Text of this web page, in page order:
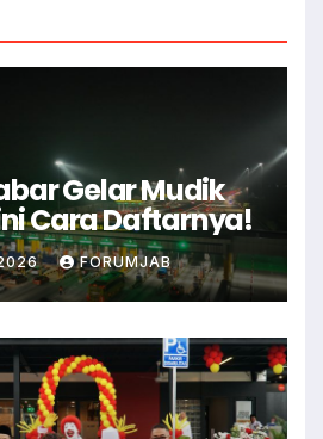
Gelar Mudik
Cara Daftarnya!
FORUMJAB